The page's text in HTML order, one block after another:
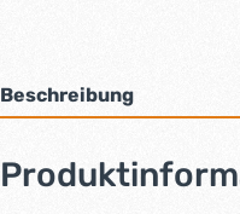
Beschreibung